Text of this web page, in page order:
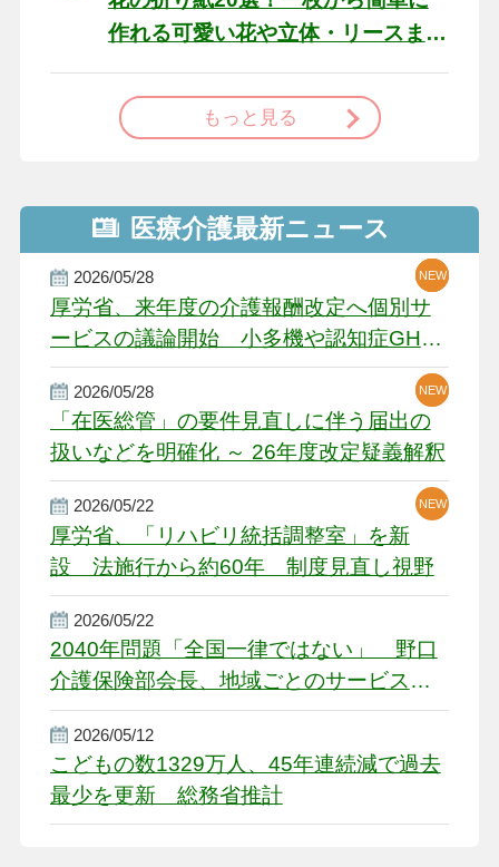
作れる可愛い花や立体・リースま
もっと見る
医療介護最新ニュース
2026/05/28
厚労省、来年度の介護報酬改定へ個別サ
ービスの議論開始 小多機や認知症GH、
厳しい経営環境に危機感
NEW
NEW
NEW
2026/05/28
「在医総管」の要件見直しに伴う届出の
扱いなどを明確化 ～ 26年度改定疑義解釈
NEW
NEW
2026/05/22
厚労省、「リハビリ統括調整室」を新
設 法施行から約60年 制度見直し視野
NEW
2026/05/22
2040年問題「全国一律ではない」 野口
介護保険部会長、地域ごとのサービス基
盤整備を促す
2026/05/12
こどもの数1329万人、45年連続減で過去
最少を更新 総務省推計